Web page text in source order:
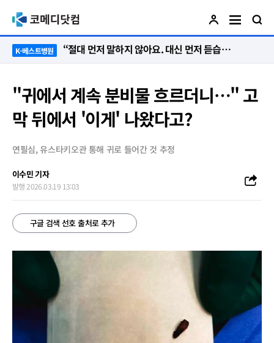
K-베스트병원 “절대 먼저 말하지 않아요. 대신 먼저 듣습니다”
"귀에서 계속 분비물 흐르더니…" 고
막 뒤에서 '이게' 나왔다고?
연필심, 유스타키오관 통해 귀로 들어간 것 추정
이수민 기자
발행 2026.03.19 13:03
구글 검색 선호 출처로 추가